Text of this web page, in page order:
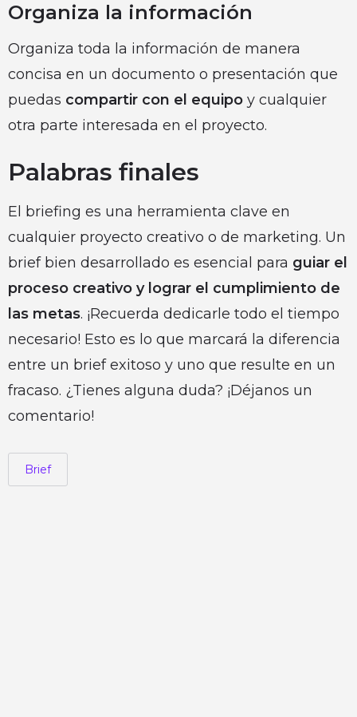
Organiza la información
Organiza toda la información de manera
concisa en un documento o presentación que
puedas compartir con el equipo y cualquier
otra parte interesada en el proyecto.
Palabras finales
El briefing es una herramienta clave en
cualquier proyecto creativo o de marketing. Un
brief bien desarrollado es esencial para guiar el
proceso creativo y lograr el cumplimiento de
las metas. ¡Recuerda dedicarle todo el tiempo
necesario! Esto es lo que marcará la diferencia
entre un brief exitoso y uno que resulte en un
fracaso. ¿Tienes alguna duda? ¡Déjanos un
comentario!
Brief